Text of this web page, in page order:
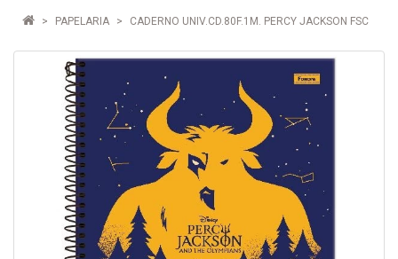
PAPELARIA CADERNO UNIV.CD.80F.1M. PERCY JACKSON FSC